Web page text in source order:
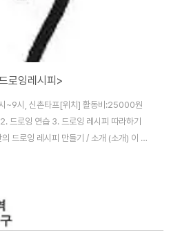
로잉레시피>
~9시, 신촌타프[위치] 활동비:25000원
드로잉 연습 3. 드로잉 레시피 따라하기
드로잉 레시피 만들기 / 소개 (소개) 이 워
한 이론을 배우고, 실습, 감상과 비평까지
있도록 하는 것과 사소한 것에서 다름의 미
잉 레시피는 말 그대로 드로잉 하는 법입니